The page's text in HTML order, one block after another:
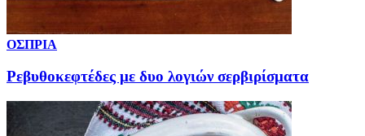
ΟΣΠΡΙΑ
Ρεβυθοκεφτέδες με δυο λογιών σερβιρίσματα